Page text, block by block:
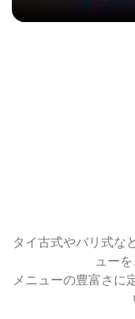
タイ古式やバリ式な
ュー
メニューの豊富さに